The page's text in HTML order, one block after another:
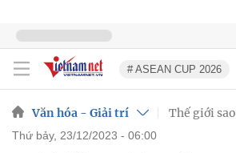
# ASEAN CUP 2026
Văn hóa - Giải trí Thế giới sao
thứ bảy, 23/12/2023 - 06:00